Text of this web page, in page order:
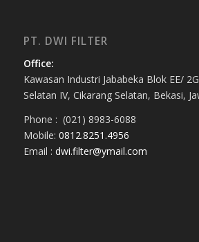
PT. DWI FILTER
Office:
Kawasan Industri Jababeka Blok EE/
Selatan IV, Cikarang Selatan, Bekasi,
Phone : (021) 8983-6088
Mobile: 0812.8251.4956
Email : dwi.filter@ymail.com